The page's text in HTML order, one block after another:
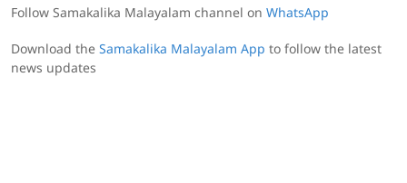
Follow Samakalika Malayalam channel on WhatsApp
Download the Samakalika Malayalam App to follow the latest
news updates